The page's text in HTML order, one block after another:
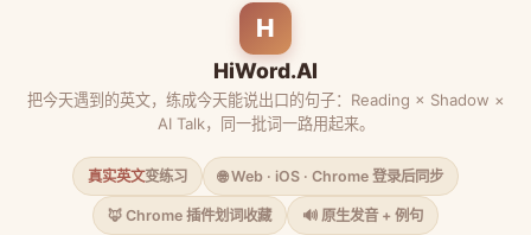
H
HiWord.AI
把今天遇到的英文，练成今天能说出口的句子：Reading × Shadow ×
AI Talk，同一批词一路用起来。
真实英文变练习 🌐 Web · iOS · Chrome 登录后同步
🦊 Chrome 插件划词收藏 🔊 原生发音 + 例句